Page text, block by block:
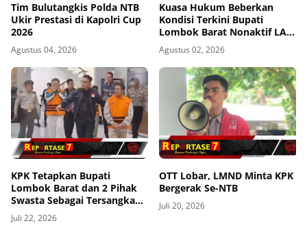
Tim Bulutangkis Polda NTB
Ukir Prestasi di Kapolri Cup
2026
Agustus 04, 2026
Kuasa Hukum Beberkan
Kondisi Terkini Bupati
Lombok Barat Nonaktif LAZ
di Rutan KPK, Pasrah dan
Kooperatif
Agustus 02, 2026
KPK Tetapkan Bupati
Lombok Barat dan 2 Pihak
Swasta Sebagai Tersangka
Dugaan Suap dan Gratifikasi
Proyek
Juli 22, 2026
OTT Lobar, LMND Minta KPK
Bergerak Se-NTB
Juli 20, 2026